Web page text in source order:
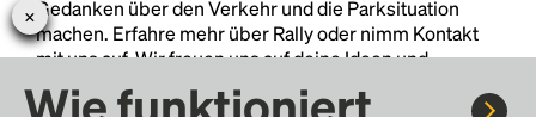
Gedanken über den Verkehr und die Parksituation
machen. Erfahre mehr über Rally oder nimm Kontakt
mit uns auf. Wir freuen uns auf deine Ideen und
Wie funktioniert